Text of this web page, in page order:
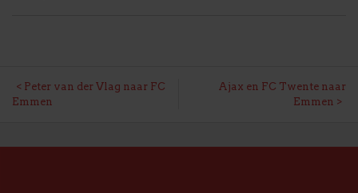
BERICHT
Peter van der Vlag naar FC
Emmen
Ajax en FC Twente naar
Emmen